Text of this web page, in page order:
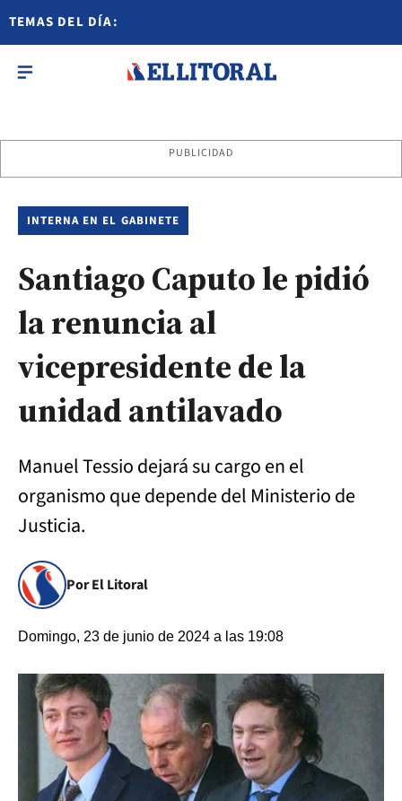
TEMAS DEL DÍA:
PUBLICIDAD
INTERNA EN EL GABINETE
Santiago Caputo le pidió
la renuncia al
vicepresidente de la
unidad antilavado
Manuel Tessio dejará su cargo en el
organismo que depende del Ministerio de
Justicia.
Por El Litoral
Domingo, 23 de junio de 2024 a las 19:08